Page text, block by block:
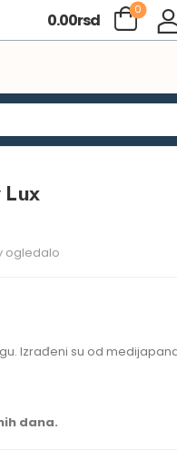
0.00rsd
0
ogledalo
Izrađeni su od
dana.